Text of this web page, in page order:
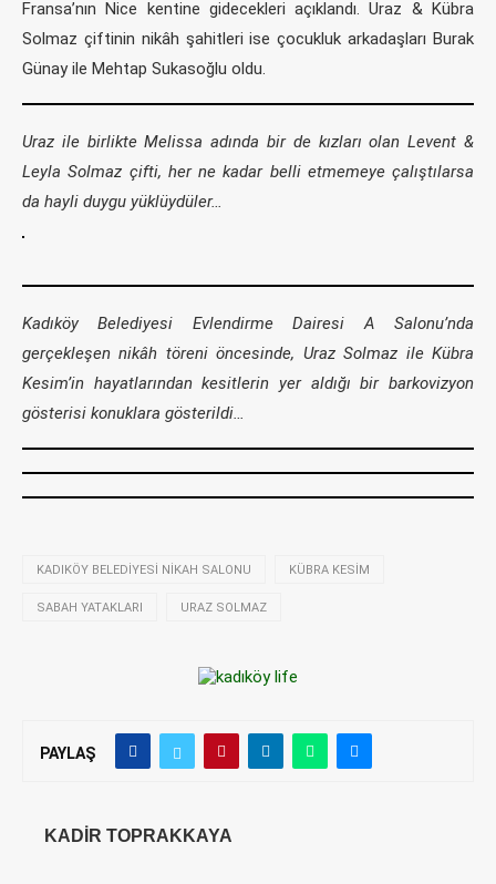
Fransa’nın Nice kentine gidecekleri açıklandı. Uraz & Kübra
Solmaz çiftinin nikâh şahitleri ise çocukluk arkadaşları Burak
Günay ile Mehtap Sukasoğlu oldu.
Uraz ile birlikte Melissa adında bir de kızları olan Levent &
Leyla Solmaz çifti, her ne kadar belli etmemeye çalıştılarsa
da hayli duygu yüklüydüler…
Kadıköy Belediyesi Evlendirme Dairesi A Salonu’nda
gerçekleşen nikâh töreni öncesinde, Uraz Solmaz ile Kübra
Kesim’in hayatlarından kesitlerin yer aldığı bir barkovizyon
gösterisi konuklara gösterildi…
KADIKÖY BELEDIYESI NIKAH SALONU KÜBRA KESIM
SABAH YATAKLARI URAZ SOLMAZ
PAYLAŞ
KADIR TOPRAKKAYA